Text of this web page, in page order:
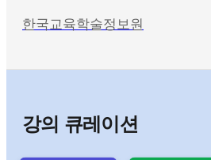
한국교육학술정보원
강의 큐레이션